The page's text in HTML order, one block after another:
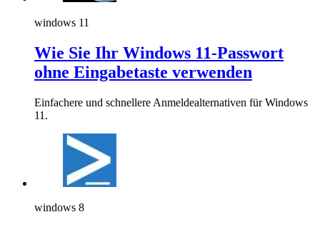
windows 11
Wie Sie Ihr Windows 11-Passwort
ohne Eingabetaste verwenden
Einfachere und schnellere Anmeldealternativen für Windows
11.
windows 8